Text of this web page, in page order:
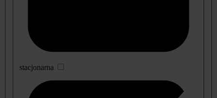
stacjonarna